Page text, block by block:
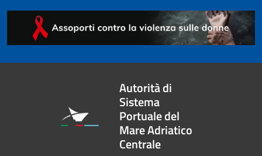
Autorità di
Sistema
Portuale del
Mare Adriatico
Centrale